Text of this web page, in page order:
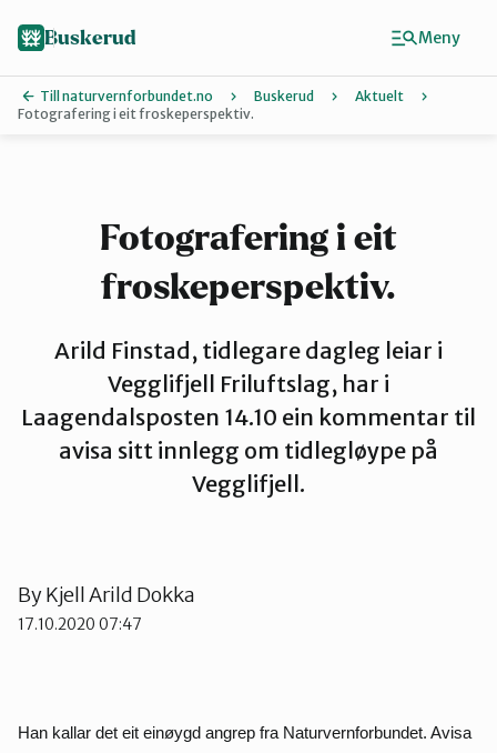
Hallingdal
Hole og Ringerike
Kongsberg
Buskerud
Till naturvernforbundet.no Buskerud
Aktuelt
Fotografering i eit froskeperspektiv.
Fotografering i eit
froskeperspektiv.
Arild Finstad, tidlegare dagleg leiar i
Vegglifjell Friluftslag, har i
Laagendalsposten 14.10 ein kommentar til
avisa sitt innlegg om tidlegløype på
Vegglifjell.
ByKjell Arild Dokka
17.10.2020 07:47
Han kallar det eit einøygd angrep fra Naturvernforbundet. Avisa